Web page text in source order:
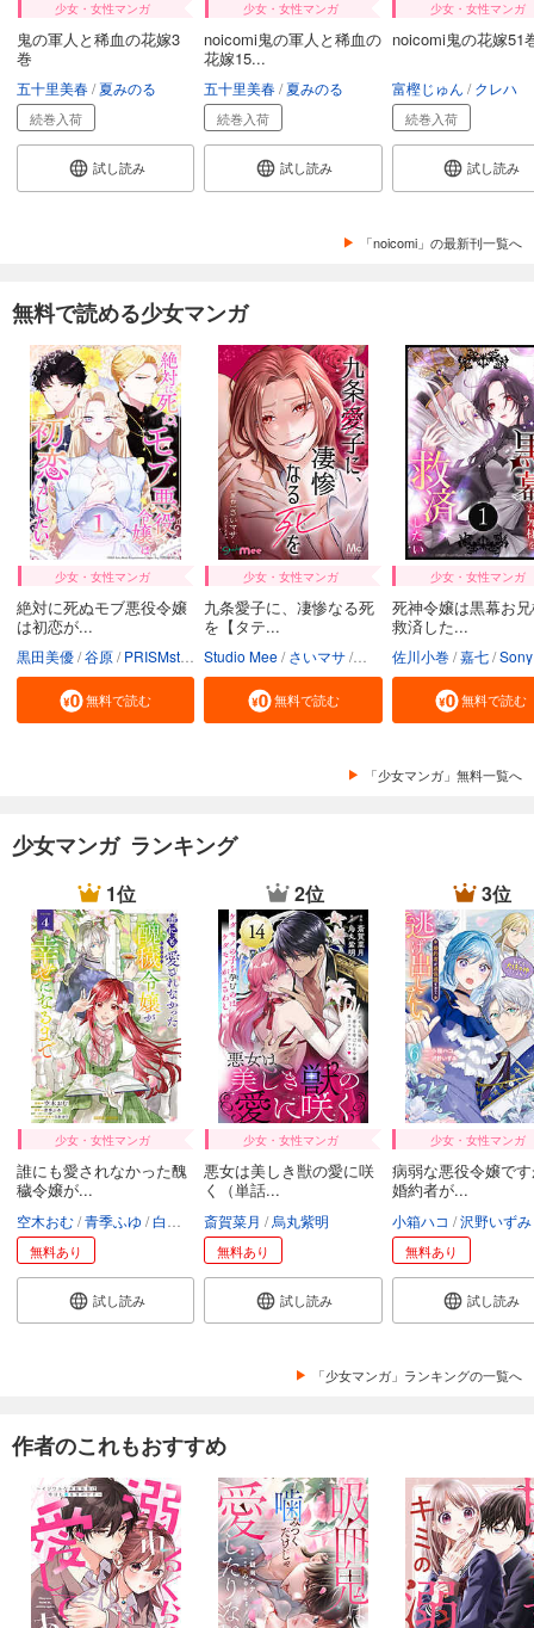
少女・女性マンガ
鬼の軍人と稀血の花嫁3
巻
五十里美春 夏みのる
続巻入荷
試し読み
少女・女性マンガ
noicomi鬼の軍人と稀血の
花嫁15...
五十里美春 夏みのる
続巻入荷
試し読み
少女・女性マンガ
noicomi鬼の花嫁51
富樫じゅん クレハ
続巻入荷
試し読み
「noicomi」の最新刊一覧へ
無料で読める少女マンガ
少女・女性マンガ
絶対に死ぬモブ悪役令嬢
は初恋が...
黒田美優 谷原 PRISMstudio Sony Music Entertainment（Japan） Inc.
無料で読む
少女・女性マンガ
九条愛子に、凄惨なる死
を【タテ...
Studio Mee さいマサ 送料込 真森人互
無料で読む
少女・女性マンガ
死神令嬢は黒幕お
救済した...
佐川小巻 嘉七 Sony Music Entertainment（Japan
無料で読む
「少女マンガ」無料一覧へ
少女マンガ ランキング
1位
少女・女性マンガ
誰にも愛されなかった醜
穢令嬢が...
空木おむ 青季ふゆ 白谷ゆう
無料あり
試し読み
2位
少女・女性マンガ
悪女は美しき獣の愛に咲
く（単話...
斎賀菜月 烏丸紫明
無料あり
試し読み
3位
少女・女性マンガ
病弱な悪役令嬢で
婚約者が...
小箱ハコ 沢野いずみ
無料あり
試し読み
「少女マンガ」ランキングの一覧へ
作者のこれもおすすめ